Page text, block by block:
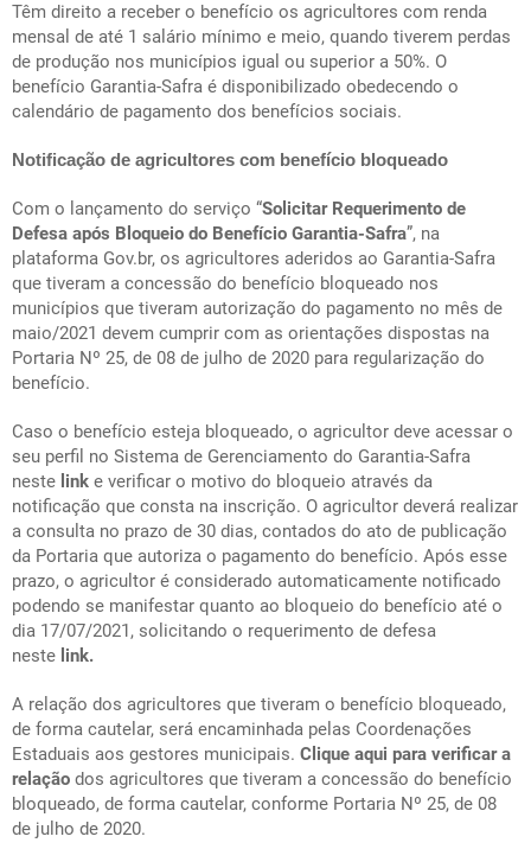
Têm direito a receber o benefício os agricultores com renda
mensal de até 1 salário mínimo e meio, quando tiverem perdas
de produção nos municípios igual ou superior a 50%. O
benefício Garantia-Safra é disponibilizado obedecendo o
calendário de pagamento dos benefícios sociais.
Notificação de agricultores com benefício bloqueado
Com o lançamento do serviço “Solicitar Requerimento de
Defesa após Bloqueio do Benefício Garantia-Safra”, na
plataforma Gov.br, os agricultores aderidos ao Garantia-Safra
que tiveram a concessão do benefício bloqueado nos
municípios que tiveram autorização do pagamento no mês de
maio/2021 devem cumprir com as orientações dispostas na
Portaria Nº 25, de 08 de julho de 2020 para regularização do
benefício.
Caso o benefício esteja bloqueado, o agricultor deve acessar o
seu perfil no Sistema de Gerenciamento do Garantia-Safra
neste link e verificar o motivo do bloqueio através da
notificação que consta na inscrição. O agricultor deverá realizar
a consulta no prazo de 30 dias, contados do ato de publicação
da Portaria que autoriza o pagamento do benefício. Após esse
prazo, o agricultor é considerado automaticamente notificado
podendo se manifestar quanto ao bloqueio do benefício até o
dia 17/07/2021, solicitando o requerimento de defesa
neste link.
A relação dos agricultores que tiveram o benefício bloqueado,
de forma cautelar, será encaminhada pelas Coordenações
Estaduais aos gestores municipais. Clique aqui para verificar a
relação dos agricultores que tiveram a concessão do benefício
bloqueado, de forma cautelar, conforme Portaria Nº 25, de 08
de julho de 2020.